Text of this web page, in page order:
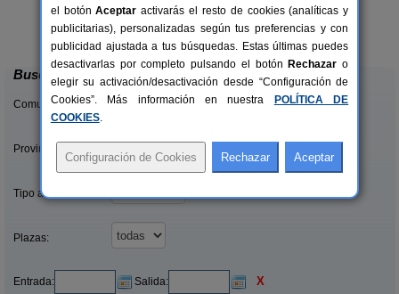
60 pers.
desde23 €
Hotel Rural Gurutzeberri
Oiartzun (Guipúzcoa)
Buscar
Comunidades:
Provincias/Islas:
Tipo alquiler:
Plazas:
Entrada: Salida: X
el botónAceptar activarás el resto de cookies (analíticas y
publicitarias), personalizadas según tus preferencias y con
publicidad ajustada a tus búsquedas. Estas últimas puedes
desactivarlas por completo pulsando el botón Rechazar o
elegir su activación/desactivación desde “Configuración de
Cookies”. Más información en nuestra
POLÍTICA DE
COOKIES.